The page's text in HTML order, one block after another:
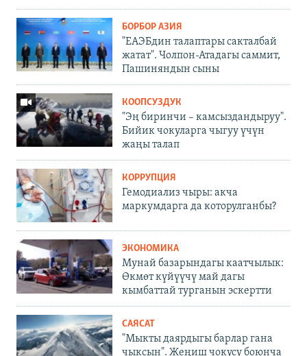
БОРБОР АЗИЯ
"ЕАЭБдин талаптары сакталбай
жатат". Чолпон-Атадагы саммит,
Пашиняндын сыны
КООПСУЗДУК
"Эң биринчи – камсыздандыруу".
Бийик чокуларга чыгуу үчүн
жаңы талап
КОРРУПЦИЯ
Гемодиализ чыры: акча
маркумдарга да которулганбы?
ЭКОНОМИКА
Мунай базарындагы каатчылык:
Өкмөт күйүүчү май дагы
кымбаттай турганын эскертти
САЯСАТ
"Мыкты даярдыгы барлар гана
чыксын". Жеңиш чокусу боюнча